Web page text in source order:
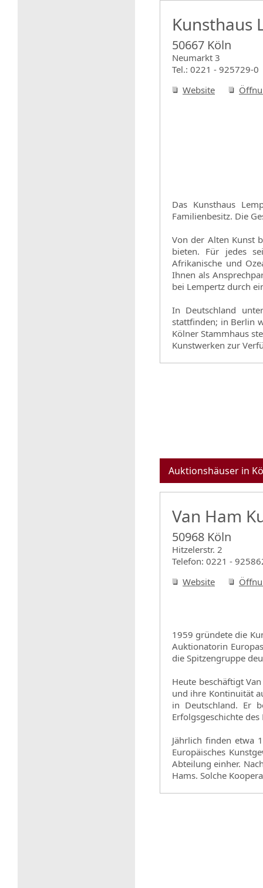
Kunsthaus
50667 Köln
Neumarkt 3
Tel.: 0221 - 925729-0
Website
Das Kunsthaus
Familienbesitz. Die
Von der Alten Kunst
bieten. Für jedes
Afrikanische und
Ihnen als
bei Lempertz durch
In Deutschland
stattfinden; in Berlin
Kölner Stammhaus
Kunstwerken zur
Auktionshäuser in
Van Ham
50968 Köln
Hitzelerstr. 2
Telefon: 0221 -
Website
1959 gründete die
Auktionatorin
die Spitzengruppe
Heute beschäftigt
und ihre Kontinuität
in Deutschland. Er
Erfolgsgeschichte
Jährlich finden etwa
Europäisches
Abteilung einher.
Hams. Solche